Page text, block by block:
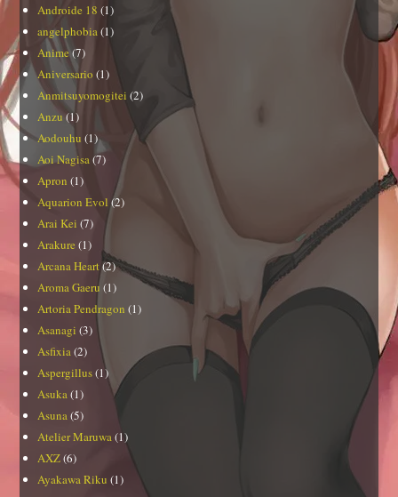
Androide 18 (1)
angelphobia (1)
Anime(7)
Aniversario (1)
Anmitsuyomogitei (2)
Anzu(1)
Aodouhu (1)
Aoi Nagisa (7)
Apron (1)
Aquarion Evol (2)
Arai Kei (7)
Arakure (1)
Arcana Heart (2)
Aroma Gaeru (1)
Artoria Pendragon (1)
Asanagi (3)
Asfixia (2)
Aspergillus(1)
Asuka (1)
Asuna (5)
Atelier Maruwa (1)
AXZ(6)
Ayakawa Riku (1)